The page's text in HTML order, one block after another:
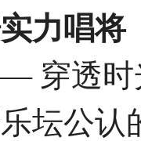
力唱将
透时
公认